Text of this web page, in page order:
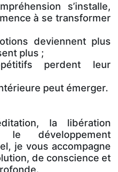
s’installe,
à se transformer
deviennent plus
plus ;
perdent leur
peut émerger.
la libération
le développement
je vous accompagne
de conscience et